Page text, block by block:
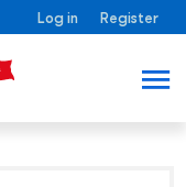
Log in Register